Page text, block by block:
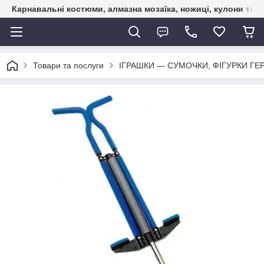
Карнавальні костюми, алмазна мозаїка, ножиці, кулони та
Товари та послуги ІГРАШКИ — СУМОЧКИ, ФІГУРКИ